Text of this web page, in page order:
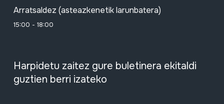
Arratsaldez (asteazkenetik larunbatera)
15:00 - 18:00
Harpidetu zaitez gure buletinera ekitaldi
guztien berri izateko